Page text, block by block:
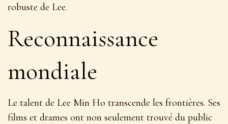
robuste de Lee.
Reconnaissance
mondiale
Le talent de Lee Min Ho transcende les frontières. Ses
films et drames ont non seulement trouvé du public